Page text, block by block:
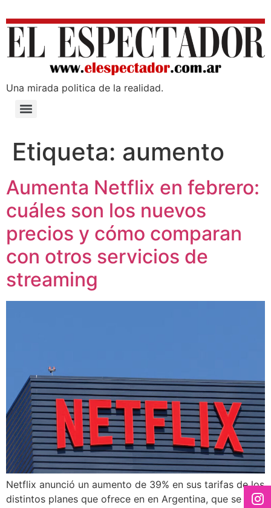
Una mirada poli­tica de la realidad.
Etiqueta: aumento
Aumenta Netflix en febrero:
cuáles son los nuevos
precios y cómo comparan
con otros servicios de
streaming
Netflix anunció un aumento de 39% en sus tarifas de los
distintos planes que ofrece en en Argentina, que se